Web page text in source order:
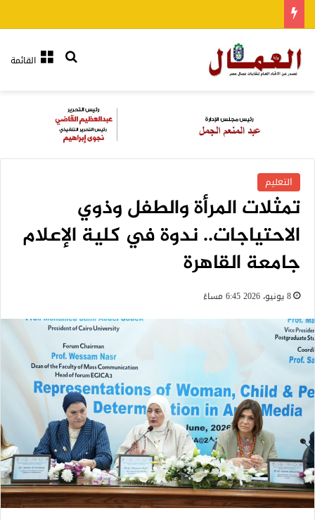
القائمةبحث عن
التعليم
تمثلات المرأة والطفل وذوي
الاحتياجات.. ندوة في كلية الإعلام
جامعة القاهرة
8 يونيو، 2026 6:45 مساءً